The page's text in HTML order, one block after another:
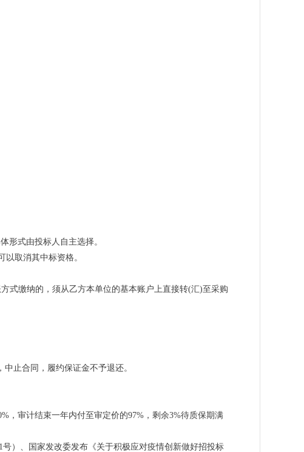
形式由投标人自主选择。
取消其中标资格。
式缴纳的，须从乙方本单位的基本账户上直接转(汇)至采购
止合同，履约保证金不予退还。
，审计结束一年内付至审定价的97%，剩余3%待质保期满
）、国家发改委发布《关于积极应对疫情创新做好招投标